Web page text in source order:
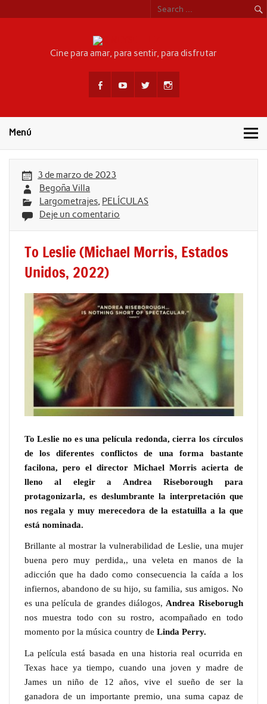
content
Cine para amar, para sentir, para disfrutar
Menú
3 de marzo de 2023
Begoña Villa
Largometrajes, PELÍCULAS
Deje un comentario
To Leslie (Michael Morris, Estados
Unidos, 2022)
To Leslie no es una película redonda, cierra los círculos
de los diferentes conflictos de una forma bastante
facilona, pero el director Michael Morris acierta de
lleno al elegir a Andrea Riseborough para
protagonizarla, es deslumbrante la interpretación que
nos regala y muy merecedora de la estatuilla a la que
está nominada.
Brillante al mostrar la vulnerabilidad de Leslie, una mujer
buena pero muy perdida,, una veleta en manos de la
adicción que ha dado como consecuencia la caída a los
infiernos, abandono de su hijo, su familia, sus amigos. No
es una película de grandes diálogos,Andrea Riseborugh
nos muestra todo con su rostro, acompañado en todo
momento por la música country de Linda Perry.
La película está basada en una historia real ocurrida en
Texas hace ya tiempo, cuando una joven y madre de
James un niño de 12 años, vive el sueño de ser la
ganadora de un importante premio, una suma capaz de